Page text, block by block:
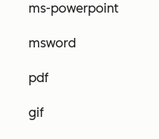
ms-powerpoint
msword
pdf
gif